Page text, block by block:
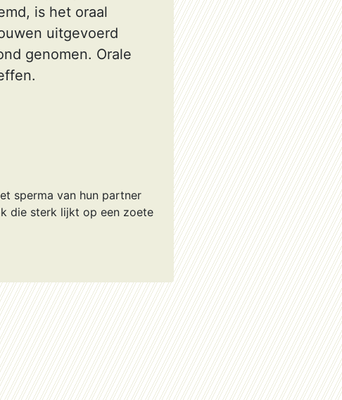
is het oraal
uitgevoerd
genomen. Orale
sperma van hun partner
die sterk lijkt op een zoete